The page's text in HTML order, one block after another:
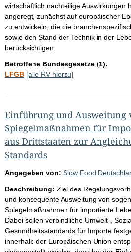
wirtschaftlich nachteilige Auswirkungen
angeregt, zunächst auf europäischer
zu entwickeln, die die
sowie den Stand der Technik in der
berücksichtigen.
Betroffene Bundesgesetze (1):
LFGB [alle RV hierzu]
Einführung und Ausweitung
Spiegelmaßnahmen für
aus Drittstaaten zur
Standards
Angegeben von: Slow Food
Beschreibung: Ziel des
und konsequente Ausweitung von
Spiegelmaßnahmen für importierte
Dabei sollen verbindliche Umwelt-,
Gesundheitsstandards für Importe
innerhalb der Europäischen Union